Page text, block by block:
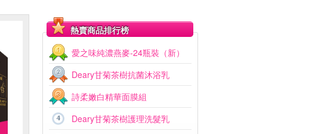
熱賣商品排行榜
愛之味純濃燕麥-24瓶裝（新）
Deary甘菊茶樹抗菌沐浴乳
詩柔嫩白精華面膜組
Deary甘菊茶樹護理洗髮乳